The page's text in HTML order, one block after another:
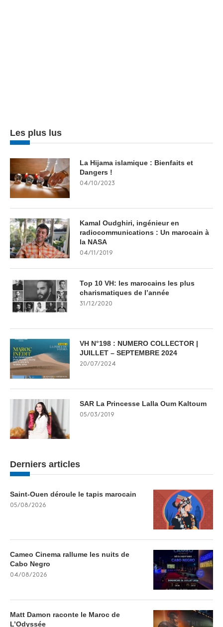
Les plus lus
La Hijama islamique : Bienfaits et
Dangers !
04/10/2023
Kamal Oudghiri, ingénieur en
radiocommunications : Un marocain à
la NASA
04/11/2019
Top 10 VH: les marocains les plus
charismatiques de l’année
31/12/2020
VH N°198 : NUMERO COLLECTOR |
JUILLET – SEPTEMBRE 2024
20/07/2024
SAR La Princesse Lalla Oum Kaltoum
05/03/2019
Derniers articles
Saint-Ouen déroule le tapis marocain
05/08/2026
Cameo Cinema rallume les nuits de
Cabo Negro
04/08/2026
Matt Damon raconte le Maroc de
L’Odyssée